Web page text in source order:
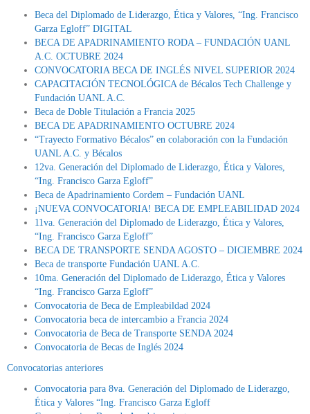
Beca del Diplomado de Liderazgo, Ética y Valores, “Ing. Francisco
Garza Egloff” DIGITAL
BECA DE APADRINAMIENTO RODA – FUNDACIÓN UANL
A.C. OCTUBRE 2024
CONVOCATORIA BECA DE INGLÉS NIVEL SUPERIOR 2024
CAPACITACIÓN TECNOLÓGICA de Bécalos Tech Challenge y
Fundación UANL A.C.
Beca de Doble Titulación a Francia 2025
BECA DE APADRINAMIENTO OCTUBRE 2024
“Trayecto Formativo Bécalos” en colaboración con la Fundación
UANL A.C. y Bécalos
12va. Generación del Diplomado de Liderazgo, Ética y Valores,
“Ing. Francisco Garza Egloff”
Beca de Apadrinamiento Cordem – Fundación UANL
¡NUEVA CONVOCATORIA! BECA DE EMPLEABILIDAD 2024
11va. Generación del Diplomado de Liderazgo, Ética y Valores,
“Ing. Francisco Garza Egloff”
BECA DE TRANSPORTE SENDA AGOSTO – DICIEMBRE 2024
Beca de transporte Fundación UANL A.C.
10ma. Generación del Diplomado de Liderazgo, Ética y Valores
“Ing. Francisco Garza Egloff”
Convocatoria de Beca de Empleabildad 2024
Convocatoria beca de intercambio a Francia 2024
Convocatoria de Beca de Transporte SENDA 2024
Convocatoria de Becas de Inglés 2024
Convocatorias anteriores
Convocatoria para 8va. Generación del Diplomado de Liderazgo,
Ética y Valores “Ing. Francisco Garza Egloff